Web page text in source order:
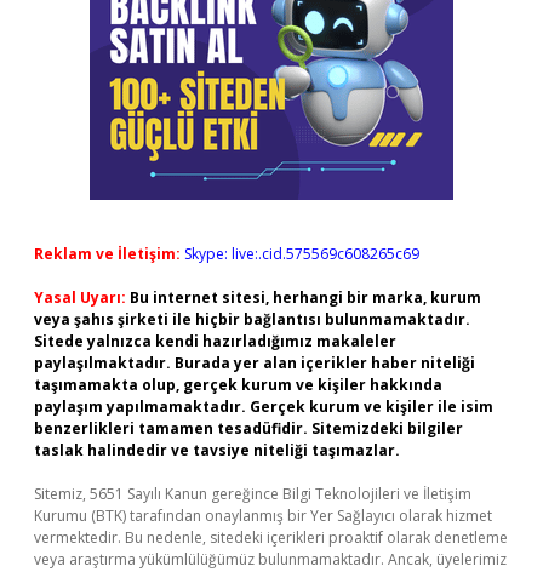
Reklam ve İletişim: Skype: live:.cid.575569c608265c69
Yasal Uyarı: Bu internet sitesi, herhangi bir marka, kurum
veya şahıs şirketi ile hiçbir bağlantısı bulunmamaktadır.
Sitede yalnızca kendi hazırladığımız makaleler
paylaşılmaktadır. Burada yer alan içerikler haber niteliği
taşımamakta olup, gerçek kurum ve kişiler hakkında
paylaşım yapılmamaktadır. Gerçek kurum ve kişiler ile isim
benzerlikleri tamamen tesadüfidir. Sitemizdeki bilgiler
taslak halindedir ve tavsiye niteliği taşımazlar.
Sitemiz, 5651 Sayılı Kanun gereğince Bilgi Teknolojileri ve İletişim
Kurumu (BTK) tarafından onaylanmış bir Yer Sağlayıcı olarak hizmet
vermektedir. Bu nedenle, sitedeki içerikleri proaktif olarak denetleme
veya araştırma yükümlülüğümüz bulunmamaktadır. Ancak, üyelerimiz